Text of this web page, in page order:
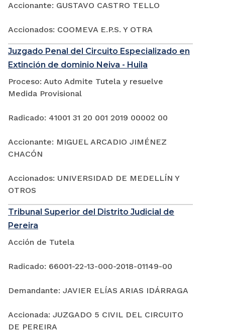
Accionante: GUSTAVO CASTRO TELLO
Accionados: COOMEVA E.P.S. Y OTRA
Juzgado Penal del Circuito Especializado en
Extinción de dominio Neiva - Huila
Proceso: Auto Admite Tutela y resuelve
Medida Provisional
Radicado: 41001 31 20 001 2019 00002 00
Accionante: MIGUEL ARCADIO JIMÉNEZ
CHACÓN
Accionados: UNIVERSIDAD DE MEDELLÍN Y
OTROS
Tribunal Superior del Distrito Judicial de
Pereira
Acción de Tutela
Radicado: 66001-22-13-000-2018-01149-00
Demandante: JAVIER ELÍAS ARIAS IDÁRRAGA
Accionada: JUZGADO 5 CIVIL DEL CIRCUITO
DE PEREIRA